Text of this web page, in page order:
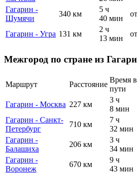
Гагарин -
Шумячи
340 км
5 ч
40 мин
Гагарин - Угра 131 км
2 ч
13 мин
Межгород по стране из
Маршрут Расстояние
Время в
пути
Гагарин - Москва 227 км
3 ч
8 мин
Гагарин - Санкт-
Петербург
710 км
7 ч
32 мин
Гагарин -
Балашиха
206 км
3 ч
34 мин
Гагарин -
Воронеж
670 км
9 ч
43 мин